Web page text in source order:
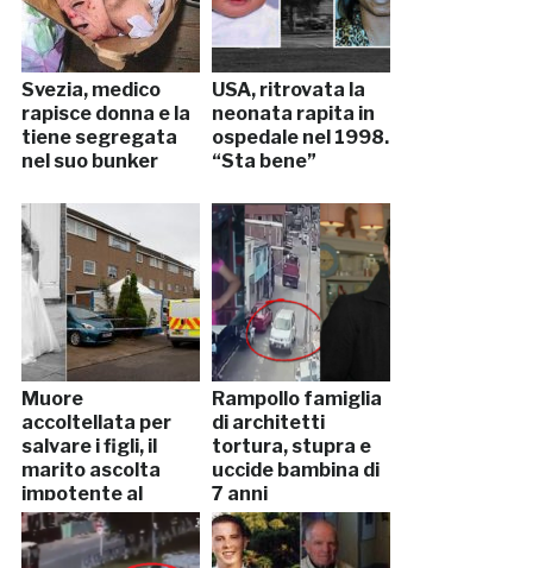
Svezia, medico
rapisce donna e la
tiene segregata
nel suo bunker
USA, ritrovata la
neonata rapita in
ospedale nel 1998.
“Sta bene”
Muore
accoltellata per
salvare i figli, il
marito ascolta
impotente al
telefono
Rampollo famiglia
di architetti
tortura, stupra e
uccide bambina di
7 anni